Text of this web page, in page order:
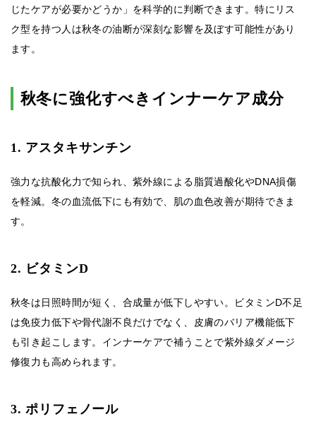
じたケアが必要かどうか」を科学的に判断できます。特にリス
ク型を持つ人は秋冬の油断が深刻な影響を及ぼす可能性があり
ます。
秋冬に強化すべきインナーケア成分
1. アスタキサンチン
強力な抗酸化力で知られ、紫外線による脂質過酸化やDNA損傷
を軽減。冬の血流低下にも有効で、肌の血色改善が期待できま
す。
2. ビタミンD
秋冬は日照時間が短く、合成量が低下しやすい。ビタミンD不足
は免疫力低下や骨代謝不良だけでなく、皮膚のバリア機能低下
も引き起こします。インナーケアで補うことで紫外線ダメージ
修復力も高められます。
3. ポリフェノール